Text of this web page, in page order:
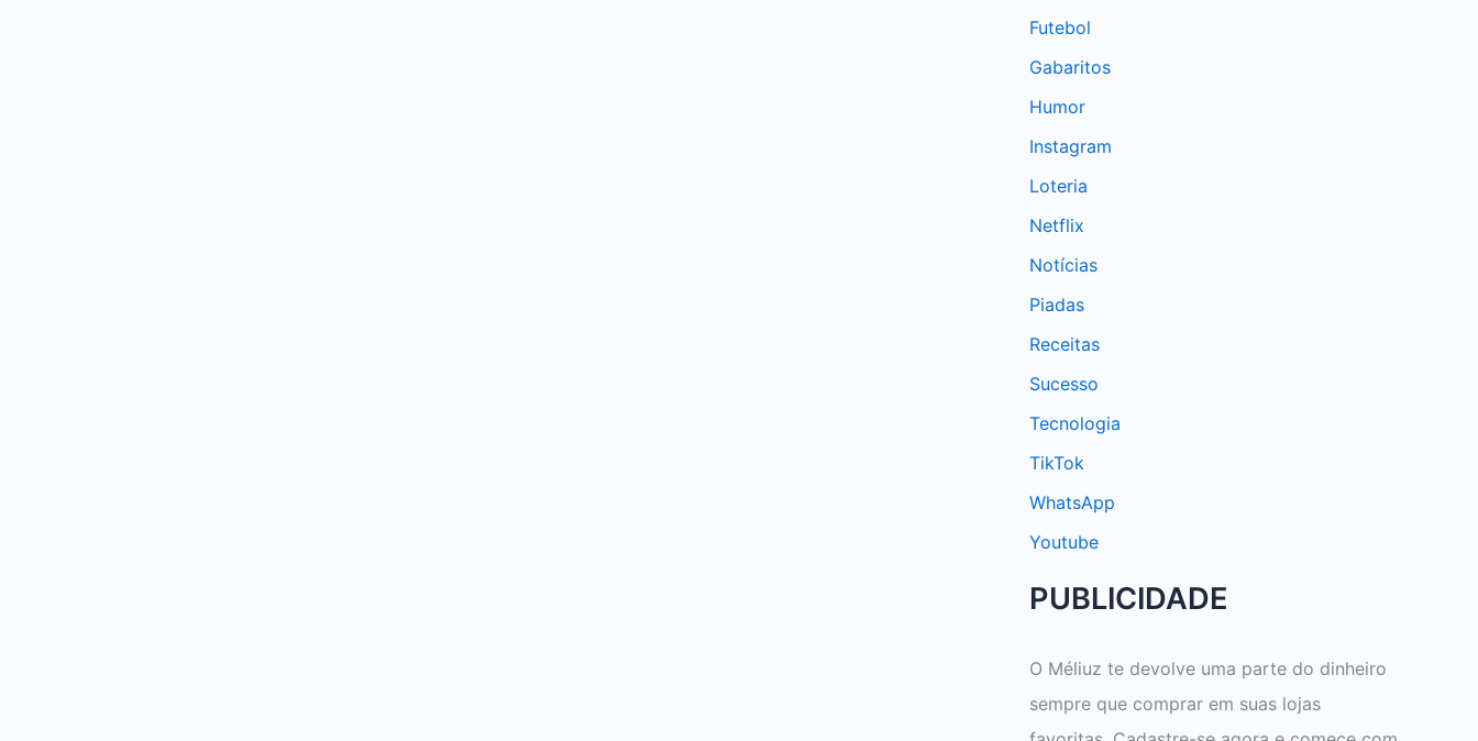
Futebol
Gabaritos
Humor
Instagram
Loteria
Netflix
Notícias
Piadas
Receitas
Sucesso
Tecnologia
TikTok
WhatsApp
Youtube
PUBLICIDADE
O Méliuz te devolve uma parte do dinheiro
sempre que comprar em suas lojas